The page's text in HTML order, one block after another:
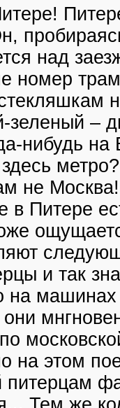
над
номер
зеленый –
нибудь
не
в Питере
и так
на
на этом
питерцам